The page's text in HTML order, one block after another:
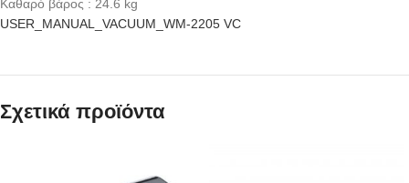
Καθαρό βάρος : 24.6 kg
USER_MANUAL_VACUUM_WM-2205 VC
Σχετικά προϊόντα